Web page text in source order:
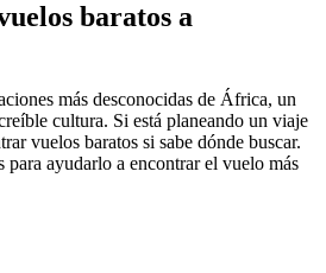
baratos a
más desconocidas de África, un
cultura. Si está planeando un viaje
vuelos baratos si sabe dónde buscar.
ayudarlo a encontrar el vuelo más